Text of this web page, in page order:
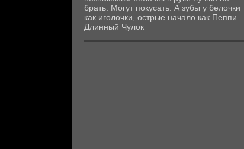
брать. Могут покусать. А зубы у белочки
как иголочки, острые начало как Пеппи
Длинный Чулок